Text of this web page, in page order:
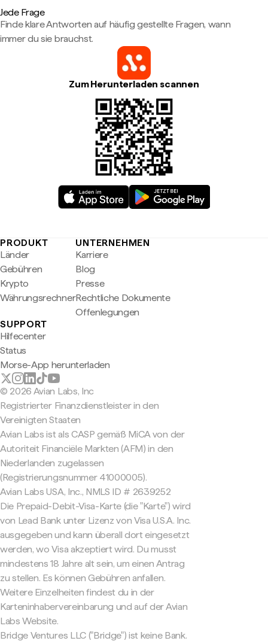
Jede Frage
Finde klare Antworten auf häufig gestellte Fragen, wann
immer du sie brauchst.
Zum Herunterladen scannen
PRODUKT
Länder
Gebühren
Krypto
Währungsrechner
UNTERNEHMEN
Karriere
Blog
Presse
Rechtliche Dokumente
Offenlegungen
SUPPORT
Hilfecenter
Status
Morse-App herunterladen
© 2026 Avian Labs, Inc
Registrierter Finanzdienstleister in den
Vereinigten Staaten
Avian Labs ist als CASP gemäß MiCA von der
Autoriteit Financiële Markten (AFM) in den
Niederlanden zugelassen
(Registrierungsnummer 41000005).
Avian Labs USA, Inc., NMLS ID # 2639252
Die Prepaid-Debit-Visa-Karte (die "Karte") wird
von Lead Bank unter Lizenz von Visa U.S.A. Inc.
ausgegeben und kann überall dort eingesetzt
werden, wo Visa akzeptiert wird. Du musst
mindestens 18 Jahre alt sein, um einen Antrag
zu stellen. Es können Gebühren anfallen.
Weitere Einzelheiten findest du in der
Karteninhabervereinbarung und auf der Avian
Labs Website.
Bridge Ventures LLC ("Bridge") ist keine Bank.